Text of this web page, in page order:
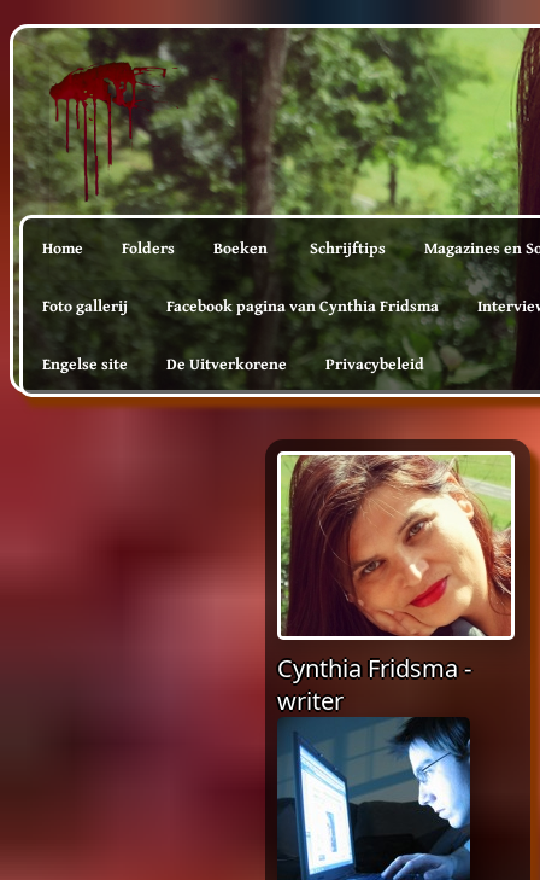
Home Boeken
Folders Schrijftips Magazines en
Foto gallerij Facebook pagina van Cynthia Fridsma
Engelse site De Uitverkorene Privacybeleid
Cynthia Fridsma -
writer